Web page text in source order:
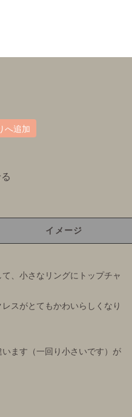
へ追加
イメージ
、小さなリングにトップチャ
スがとてもかわいらしくなり
ます（一回り小さいです）が